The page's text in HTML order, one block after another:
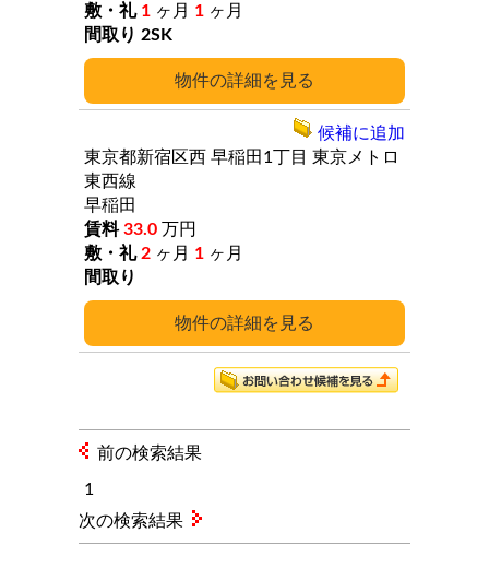
詳細
1 ヶ月 1 ヶ月
2SK
詳細
東京都新宿区西 早稲田1丁目 東京メトロ
東西線
早稲田
33.0 万円
2 ヶ月 1 ヶ月
候補に追加
前の検索結果
1